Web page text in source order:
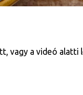
vagy a videó alatti